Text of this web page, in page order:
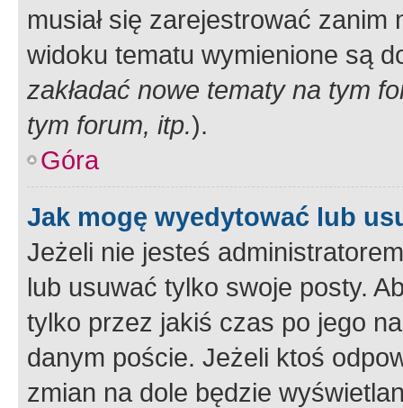
musiał się zarejestrować
widoku tematu wymienione są
zakładać nowe tematy na tym
tym forum, itp.).
Góra
Jak mogę wyedytować lub
Jeżeli nie jesteś
lub usuwać tylko swoje posty.
tylko przez jakiś czas po jego
danym poście. Jeżeli ktoś
zmian na dole będzie